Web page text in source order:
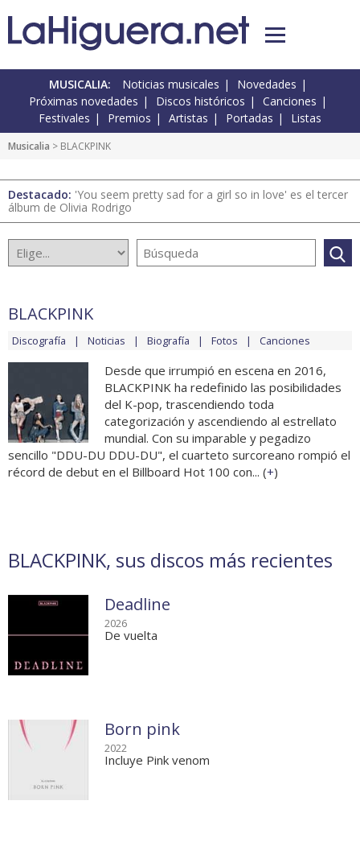
MUSICALIA: Noticias musicales
Novedades
Próximas novedades
Discos históricos
Canciones
Festivales
Premios Artistas Portadas Listas
Musicalia > BLACKPINK
Destacado: 'You seem pretty sad for a girl so in love' es el tercer
álbum de Olivia Rodrigo
BLACKPINK
Discografía Noticias Biografía Fotos Canciones
Desde que irrumpió en escena en 2016,
BLACKPINK ha redefinido las posibilidades
del K-pop, trascendiendo toda
categorización y ascendiendo al estrellato
mundial. Con su imparable y pegadizo
sencillo "DDU-DU DDU-DU", el cuarteto surcoreano rompió el
récord de debut en el Billboard Hot 100 con... (+)
BLACKPINK, sus discos más recientes
Deadline
2026
De vuelta
Born pink
2022
Incluye Pink venom